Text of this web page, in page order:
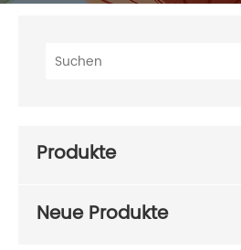
Produkte
Neue Produkte